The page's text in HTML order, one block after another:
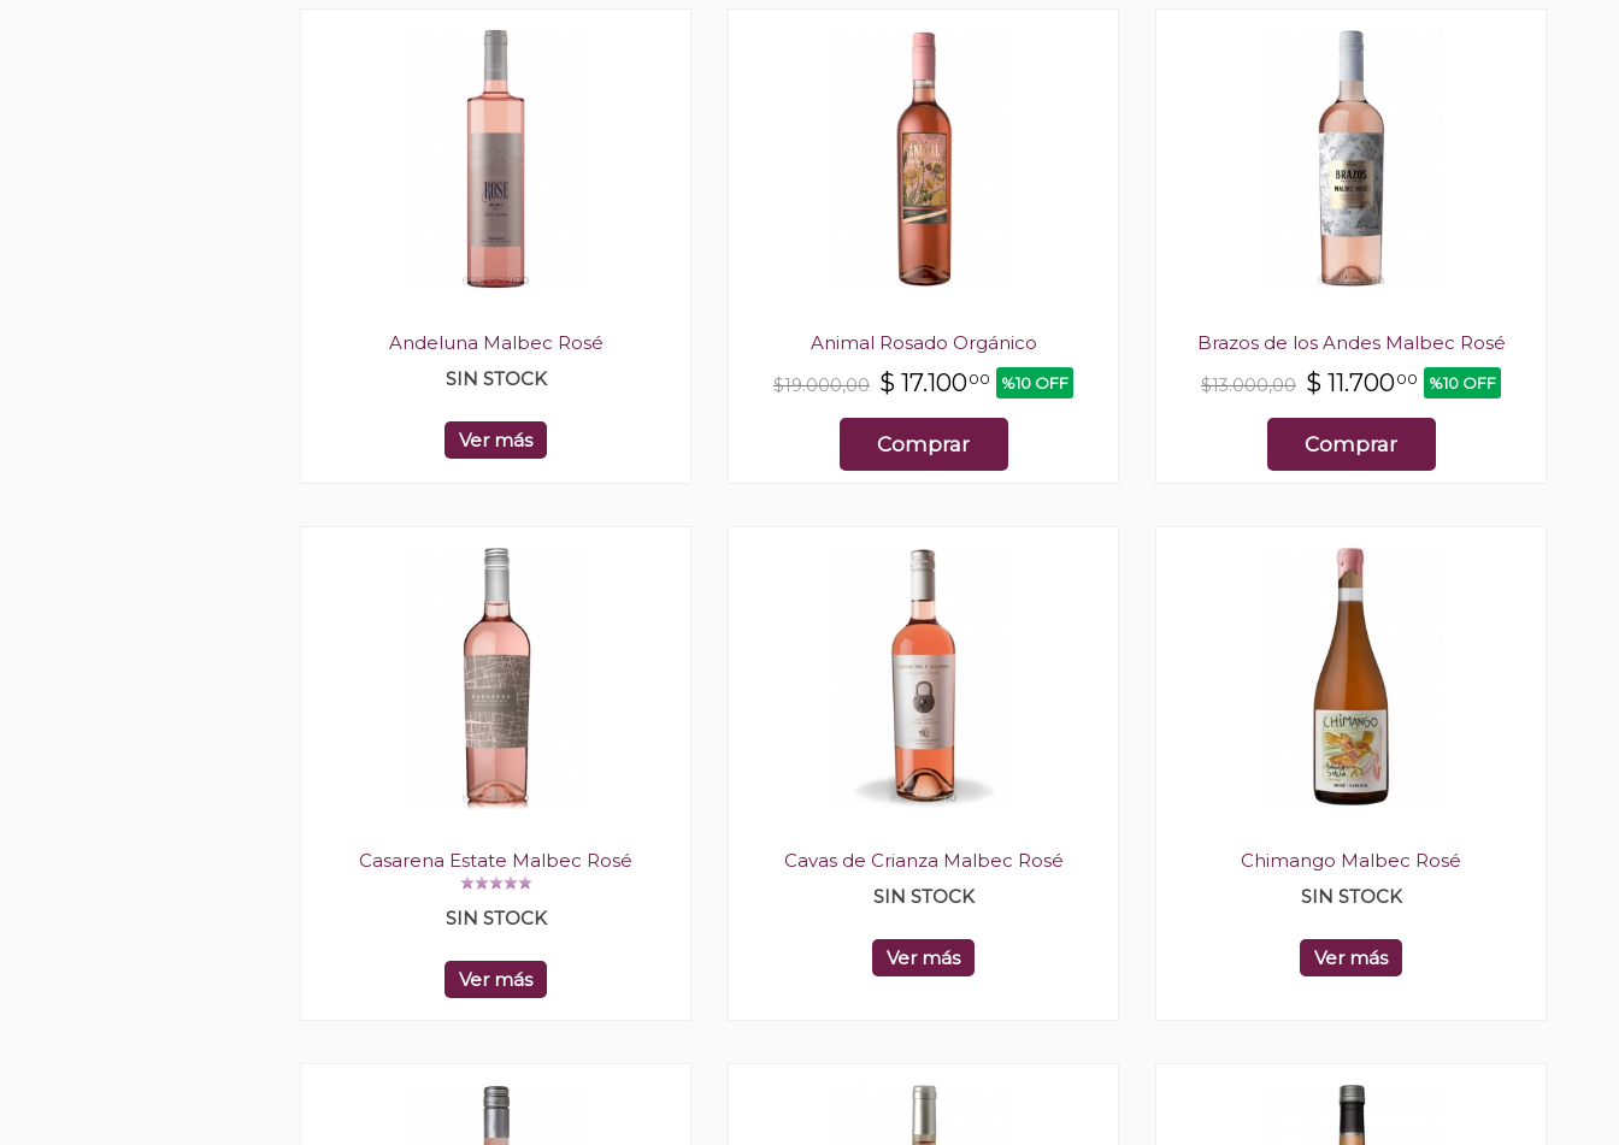
Andeluna Malbec Rosé
SIN STOCK
Ver más
Animal Rosado Orgánico
$19.000,00 $ 17.10000 %10 OFF
Comprar
Brazos de los Andes Malbec Rosé
$13.000,00 $ 11.70000 %10 OFF
Comprar
Casarena Estate Malbec Rosé
SIN STOCK
Ver más
Cavas de Crianza Malbec Rosé
SIN STOCK
Ver más
Chimango Malbec Rosé
SIN STOCK
Ver más